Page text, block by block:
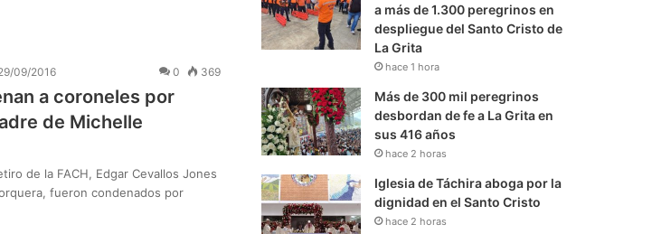
09/2016 0 369
a coroneles por
de Michelle
de la FACH, Edgar Cevallos Jones
fueron condenados por
a más de 1.300 peregrinos en
despliegue del Santo Cristo de
La Grita
hace 1 hora
Más de 300 mil peregrinos
desbordan de fe a La Grita en
sus 416 años
hace 2 horas
Iglesia de Táchira aboga por la
dignidad en el Santo Cristo
hace 2 horas